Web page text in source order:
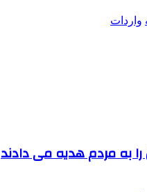
واردات
به مردم هدیه می دادند